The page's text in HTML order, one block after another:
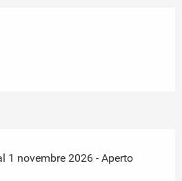
1 novembre 2026 - Aperto